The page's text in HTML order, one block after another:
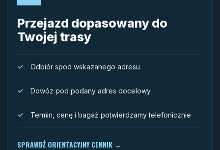
Przejazd dopasowany do
Twojej trasy
Odbiór spod wskazanego adresu
Dowóz pod podany adres docelowy
Termin, cenę i bagaż potwierdzamy telefonicznie
SPRAWDŹ ORIENTACYJNY CENNIK →